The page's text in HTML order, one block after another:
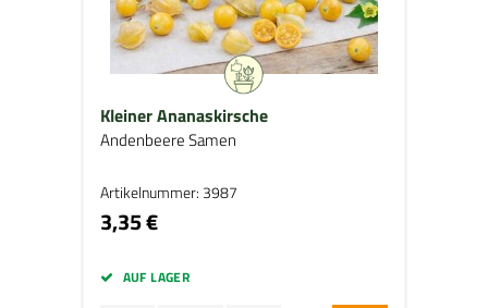
Kleiner Ananaskirsche
Andenbeere Samen
Artikelnummer: 3987
3,35 €
AUF LAGER